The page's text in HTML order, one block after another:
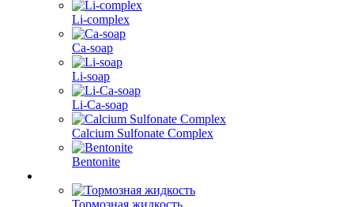
Li-complex
Ca-soap
Li-soap
Li-Ca-soap
Calcium Sulfonate Complex
Bentonite
Тормозная жидкость